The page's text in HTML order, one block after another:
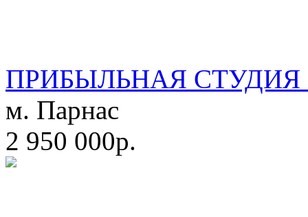
ПРИБЫЛЬНАЯ СТУДИЯ
м. Парнас
2 950 000р.